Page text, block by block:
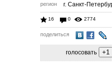
регион г. Санкт-
16 0 2774
поделиться
голосовать